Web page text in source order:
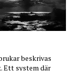
beskrivas
Ett system där